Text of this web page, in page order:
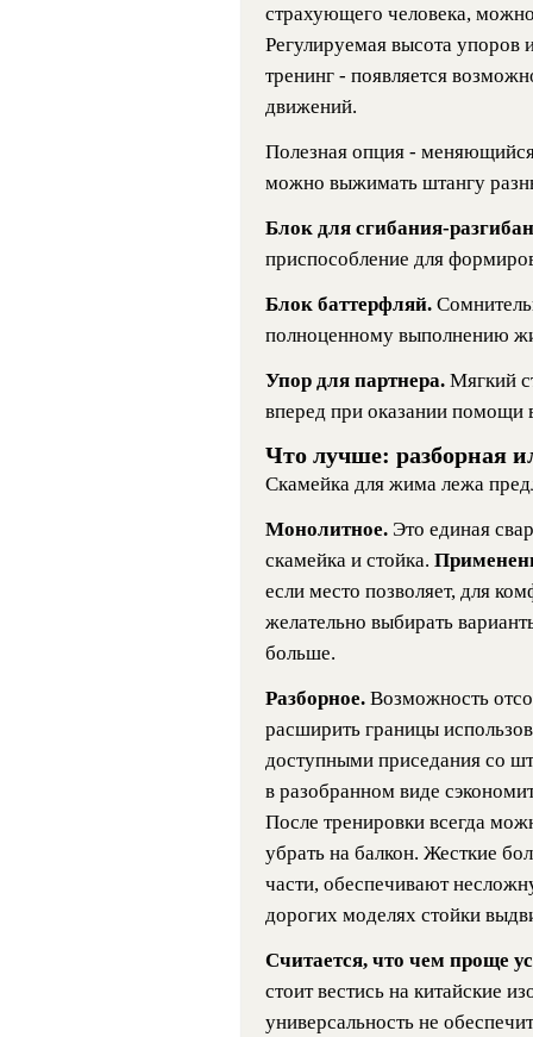
страхующего человека,
Регулируемая высота упоров
тренинг - появляется
движений.
Полезная опция -
можно выжимать штангу
Блок для сгибания-
приспособление для
Блок баттерфляй.
полноценному выполнению
Упор для партнера. Мягкий
вперед при оказании помощи
Что лучше: разборная
Скамейка для жима лежа
Монолитное. Это единая
скамейка и стойка.
если место позволяет, для
желательно выбирать
больше.
Разборное. Возможность
расширить границы
доступными приседания со
в разобранном виде
После тренировки всегда
убрать на балкон. Жесткие
части, обеспечивают
дорогих моделях стойки
Считается, что чем проще
стоит вестись на китайские
универсальность не